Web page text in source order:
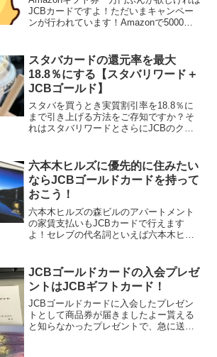
JCBカードですよ！ただいまキャンペー
ンが行われています！Amazonで5000円
Amazonギフト券が当たります！期間は
2...
スタバカードの還元率を最大
18.8％にする【スタバリワード＋
JCBゴールド】
スタバを買うとき実質割引率を18.8％に
まで引き上げる方法をご存知ですか？そ
れはスタバリワードとさらにJCBのクレ
「スタバ行こうよー！」 と家族にねだら
れているモチ（@...
六本木ヒルズに優先的に住みたい
ならJCBゴールドカードを持って
おこう！
六本木ヒルズの森ビルのアパートメント
の家賃支払いもJCBカードで行えます
よ！セレブの代名詞といえば六本木ヒル
だけでなく、六本木ヒルズに入りやすい
とも言われています！...
JCBゴールドカードの入会プレゼ
ントはJCBギフトカード！
JCBゴールドカードに入会したプレゼン
トとして商品券が届きましたよー貰える
と知らなかったプレゼントで、急に送ら